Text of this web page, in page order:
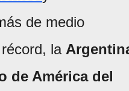
de medio
la
de América del